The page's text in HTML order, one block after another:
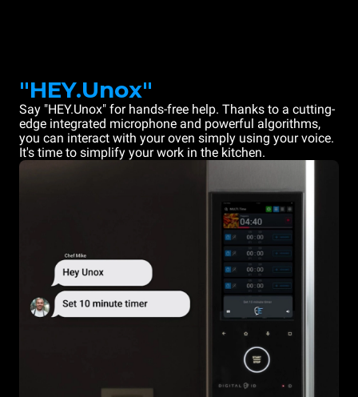
"HEY.Unox"
Say "HEY.Unox" for hands-free help. Thanks to a cutting-
edge integrated microphone and powerful algorithms,
you can interact with your oven simply using your voice.
It's time to simplify your work in the kitchen.